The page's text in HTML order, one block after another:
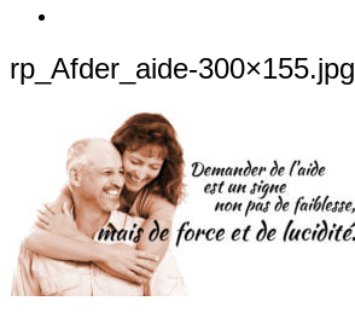
rp_Afder_aide-300×155.jpg